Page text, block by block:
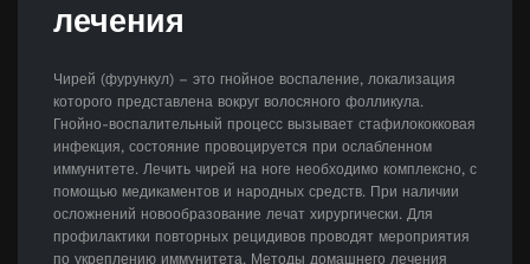
лечения
Чирей (фурункул) – это гнойное воспаление, локализация
которого представлена вокруг волосяного фолликула.
Гнойно-воспалительный процесс вызывает стафилококковая
инфекция, состояние провоцируется при ослабленном
иммунитете. Лечить чирей на ноге необходимо комплексно, с
помощью медикаментов и народных средств. При наличии
осложнений новообразование лечат хирургически. Для
профилактики повторных рецидивов проводят мероприятия
по укреплению иммунитета. Методы домашнего лечения